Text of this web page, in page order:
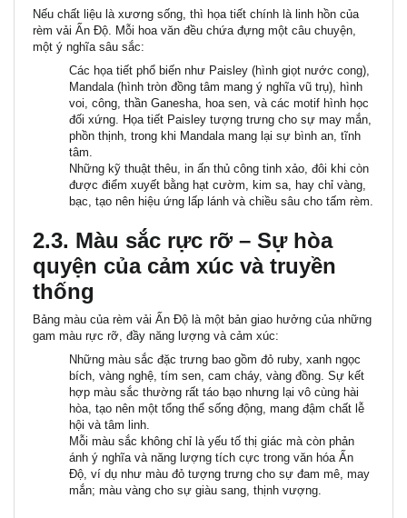
Nếu chất liệu là xương sống, thì họa tiết chính là linh hồn của
rèm vải Ấn Độ. Mỗi hoa văn đều chứa đựng một câu chuyện,
một ý nghĩa sâu sắc:
Các họa tiết phổ biến như Paisley (hình giọt nước cong),
Mandala(hình tròn đồng tâm mang ý nghĩa vũ trụ), hình
voi, công, thần Ganesha, hoa sen, và các motif hình học
đối xứng. Họa tiết Paisley tượng trưng cho sự may mắn,
phồn thịnh, trong khi Mandala mang lại sự bình an, tĩnh
tâm.
Những kỹ thuật thêu, in ấn thủ công tinh xảo, đôi khi còn
được điểm xuyết bằng hạt cườm, kim sa, hay chỉ vàng,
bạc, tạo nên hiệu ứng lấp lánh và chiều sâu cho tấm rèm.
2.3. Màu sắc rực rỡ – Sự hòa
quyện của cảm xúc và truyền
thống
Bảng màu của rèm vải Ấn Độ là một bản giao hưởng của những
gam màu rực rỡ, đầy năng lượng và cảm xúc:
Những màu sắc đặc trưng bao gồm đỏ ruby, xanh ngọc
bích, vàng nghệ, tím sen, cam cháy, vàng đồng. Sự kết
hợp màu sắc thường rất táo bạo nhưng lại vô cùng hài
hòa, tạo nên một tổng thể sống động, mang đậm chất lễ
hội và tâm linh.
Mỗi màu sắc không chỉ là yếu tố thị giác mà còn phản
ánh ý nghĩa và năng lượng tích cực trong văn hóa Ấn
Độ, ví dụ như màu đỏ tượng trưng cho sự đam mê, may
mắn; màu vàng cho sự giàu sang, thịnh vượng.